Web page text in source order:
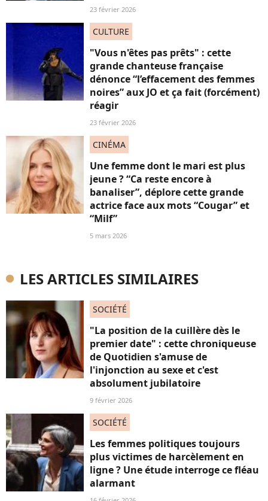
23 février 2026
CULTURE
"Vous n'êtes pas prêts" : cette
grande chanteuse française
dénonce “l’effacement des femmes
noires” aux JO et ça fait (forcément)
réagir
23 février 2026
CINÉMA
Une femme dont le mari est plus
jeune ? “Ca reste encore à
banaliser”, déplore cette grande
actrice face aux mots “Cougar” et
“Milf”
5 mars 2026
LES ARTICLES SIMILAIRES
SOCIÉTÉ
"La position de la cuillère dès le
premier date" : cette chroniqueuse
de Quotidien s'amuse de
l'injonction au sexe et c'est
absolument jubilatoire
9 février 2026
SOCIÉTÉ
Les femmes politiques toujours
plus victimes de harcèlement en
ligne ? Une étude interroge ce fléau
alarmant